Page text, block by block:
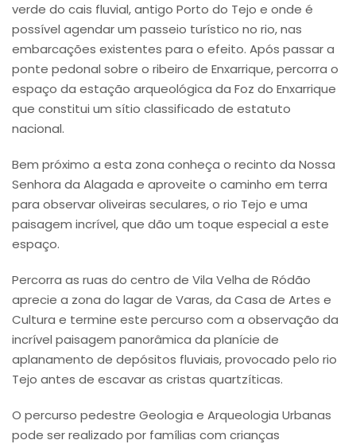
verde do cais fluvial, antigo Porto do Tejo e onde é
possível agendar um passeio turístico no rio, nas
embarcações existentes para o efeito. Após passar a
ponte pedonal sobre o ribeiro de Enxarrique, percorra o
espaço da estação arqueológica da Foz do Enxarrique
que constitui um sítio classificado de estatuto
nacional.
Bem próximo a esta zona conheça o recinto da Nossa
Senhora da Alagada e aproveite o caminho em terra
para observar oliveiras seculares, o rio Tejo e uma
paisagem incrível, que dão um toque especial a este
espaço.
Percorra as ruas do centro de Vila Velha de Ródão
aprecie a zona do lagar de Varas, da Casa de Artes e
Cultura e termine este percurso com a observação da
incrível paisagem panorâmica da planície de
aplanamento de depósitos fluviais, provocado pelo rio
Tejo antes de escavar as cristas quartzíticas.
O percurso pedestre Geologia e Arqueologia Urbanas
pode ser realizado por famílias com crianças